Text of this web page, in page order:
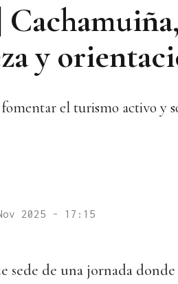
y
fomentar el turismo activo y
2025 - 17:15
sede de una jornada